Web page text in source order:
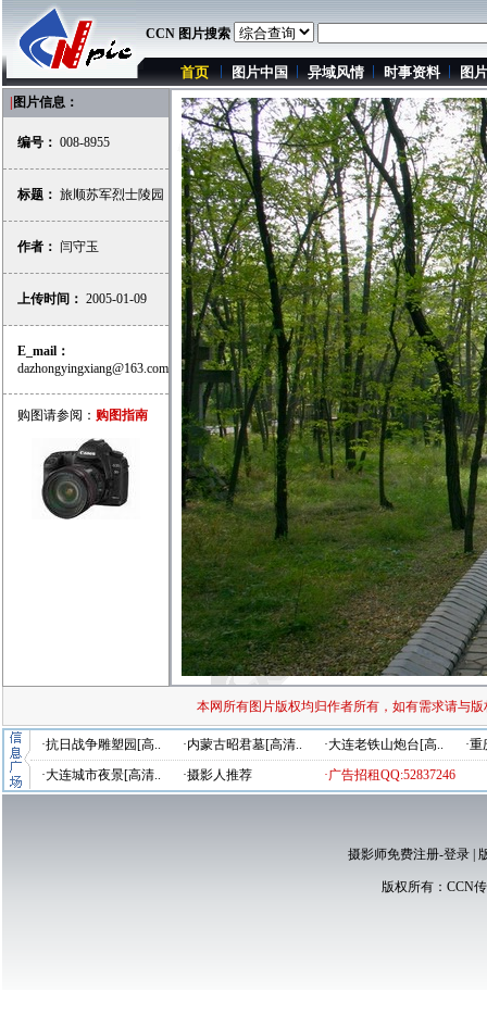
CCN 图片搜索
首页 图片中国 异域风情 时事资料 图
图片信息：
编号： 008-8955
标题： 旅顺苏军烈士陵园
作者： 闫守玉
上传时间： 2005-01-09
E_mail：
dazhongyingxiang@163.com
购图请参阅： 购图指南
本网所有图片版权均归作者所有，如有需求请与
·抗日战争雕塑园[高.. ·内蒙古昭君墓[高清.. ·大连老铁山炮台[高..
·
·大连城市夜景[高清..
·摄影人推荐 ·广告招租QQ:52837246
摄影师免费注册-登录|
版权所有： CCN